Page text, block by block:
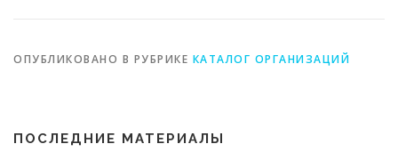
ОПУБЛИКОВАНО В РУБРИКЕ КАТАЛОГ ОРГАНИЗАЦИЙ
ПОСЛЕДНИЕ МАТЕРИАЛЫ